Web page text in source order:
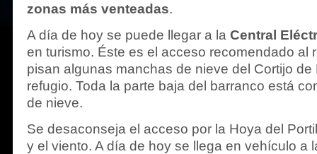
zonas más venteadas.
A día de hoy se puede llegar a la Central
en turismo. Éste es el acceso recomendado al
pisan algunas manchas de nieve del Cortijo de
refugio. Toda la parte baja del barranco está
de nieve.
Se desaconseja el acceso por la Hoya del
y el viento. A día de hoy se llega en vehículo a